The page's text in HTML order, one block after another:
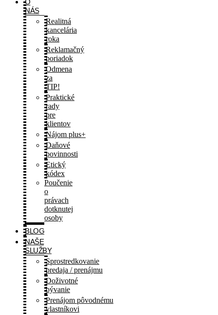
O
NÁS
Realitná
kancelária
roka
Reklamačný
poriadok
Odmena
za
TIP!
Praktické
rady
pre
klientov
Nájom plus+
Daňové
povinnosti
Etický
kódex
Poučenie
o
právach
dotknutej
osoby
BLOG
NAŠE
SLUŽBY
Sprostredkovanie
predaja / prenájmu
Doživotné
bývanie
Prenájom pôvodnému
vlastníkovi